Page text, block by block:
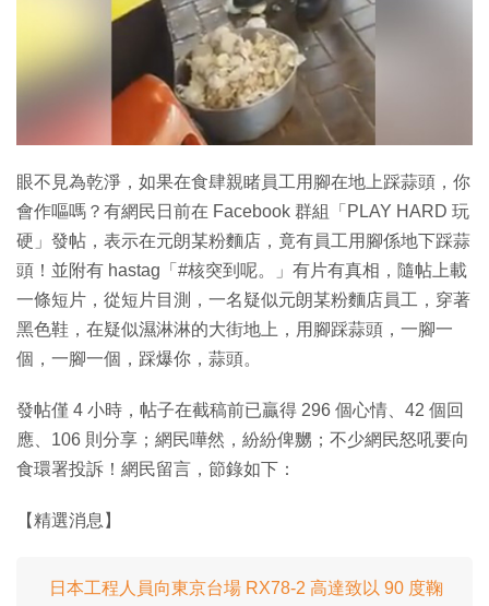
眼不見為乾淨，如果在食肆親睹員工用腳在地上踩蒜頭，你
會作嘔嗎？有網民日前在 Facebook 群組「PLAY HARD 玩
硬」發帖，表示在元朗某粉麵店，竟有員工用腳係地下踩蒜
頭！並附有 hastag「#核突到呢。」有片有真相，隨帖上載
一條短片，從短片目測，一名疑似元朗某粉麵店員工，穿著
黑色鞋，在疑似濕淋淋的大街地上，用腳踩蒜頭，一腳一
個，一腳一個，踩爆你，蒜頭。
發帖僅 4 小時，帖子在截稿前已贏得 296 個心情、42 個回
應、106 則分享；網民嘩然，紛紛俾嬲；不少網民怒吼要向
食環署投訴！網民留言，節錄如下：
【精選消息】
日本工程人員向東京台場 RX78-2 高達致以 90 度鞠